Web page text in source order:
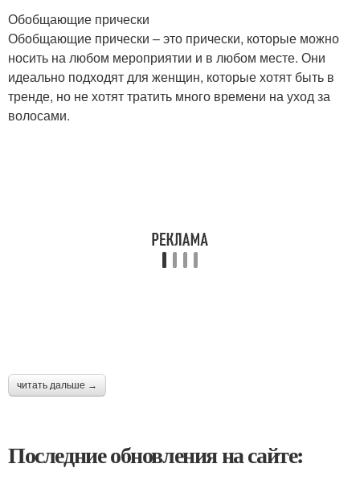
Обобщающие прически
Обобщающие прически – это прически, которые можно
носить на любом мероприятии и в любом месте. Они
идеально подходят для женщин, которые хотят быть в
тренде, но не хотят тратить много времени на уход за
волосами.
читать дальше →
Последние обновления на сайте: